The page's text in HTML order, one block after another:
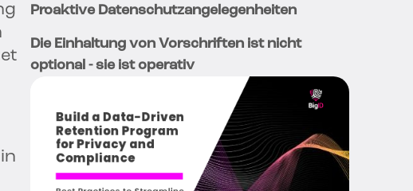
Proaktive Datenschutzangelegenheiten
Die Einhaltung von Vorschriften ist nicht
optional - sie ist operativ